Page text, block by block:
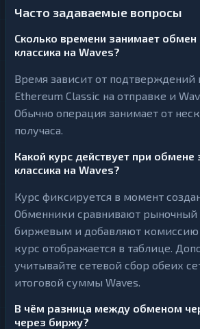
Часто задаваемые вопросы
Сколько времени занимает
классика на Waves?
Время зависит от подтверждений
Ethereum Classic на отправке и
Обычно операция занимает от
получаса.
Какой курс действует при
классика на Waves?
Курс фиксируется в момент
Обменники сравнивают рыночный
биржевым и добавляют
курс отображается в таблице.
учитывайте сетевой сбор обеих
итоговой суммы Waves.
В чём разница между обменом
через биржу?